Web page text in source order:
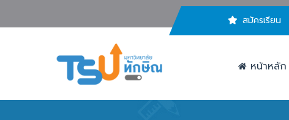
สมัครเรียน
หน้าหลัก